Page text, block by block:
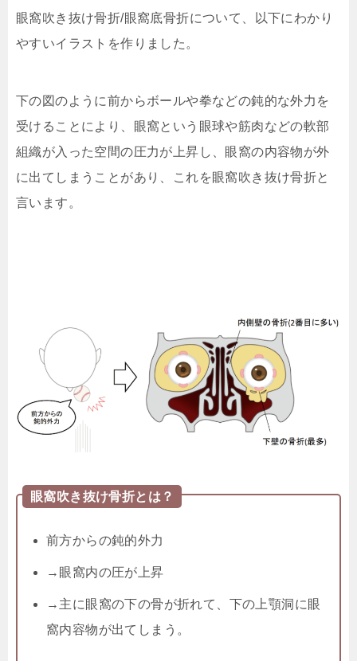
眼窩吹き抜け骨折/眼窩底骨折について、以下にわかり
やすいイラストを作りました。
下の図のように前からボールや拳などの鈍的な外力を
受けることにより、眼窩という眼球や筋肉などの軟部
組織が入った空間の圧力が上昇し、眼窩の内容物が外
に出てしまうことがあり、これを眼窩吹き抜け骨折と
言います。
眼窩吹き抜け骨折とは？
前方からの鈍的外力
→眼窩内の圧が上昇
→主に眼窩の下の骨が折れて、下の上顎洞に眼
窩内容物が出てしまう。